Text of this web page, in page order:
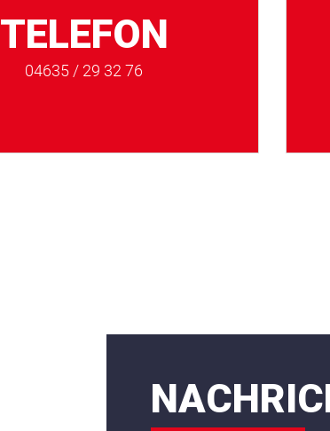
TELEFON
04635 / 29 32 76